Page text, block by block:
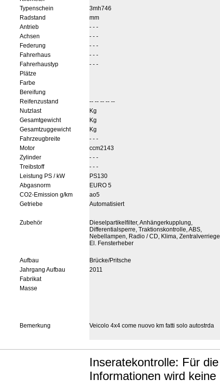
Typenschein
3mh746
Radstand
mm
Antrieb
- - -
Achsen
- - -
Federung
- - -
Fahrerhaus
- - -
Fahrerhaustyp
- - -
Plätze
Farbe
Bereifung
Reifenzustand
-- -- -- -- --
Nutzlast
Kg
Gesamtgewicht
Kg
Gesamtzuggewicht
Kg
Fahrzeugbreite
- - -
Motor
ccm2143
Zylinder
- - -
Treibstoff
- - -
Leistung PS / kW
PS130
Abgasnorm
EURO 5
CO2-Emission g/km
ao5
Getriebe
Automatisiert
Zubehör
Dieselpartikelfilter, Anhängerkupplung,
Differentialsperre, Traktionskontrolle, ABS,
Nebellampen, Radio / CD, Klima,
El. Fensterheber
Aufbau
Brücke/Pritsche
Jahrgang Aufbau
2011
Fabrikat
Masse
Bemerkung Veicolo 4x4 come nuovo km fatti solo autostrda
Inseratekontrolle: Für
Informationen wird